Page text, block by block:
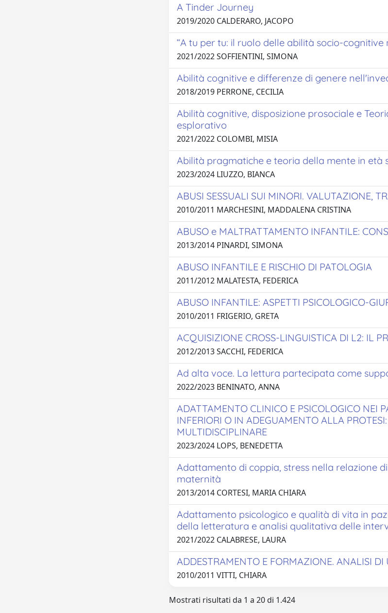
A Tinder Journey
2019/2020 CALDERARO, JACOPO
“A tu per tu: il ruolo delle abilità socio-cognitive
2021/2022 SOFFIENTINI, SIMONA
Abilità cognitive e differenze di genere
2018/2019 PERRONE, CECILIA
Abilità cognitive, disposizione prosociale e
esplorativo
2021/2022 COLOMBI, MISIA
Abilità pragmatiche e teoria della mente in età
2023/2024 LIUZZO, BIANCA
ABUSI SESSUALI SUI MINORI. VALUTAZIONE,
2010/2011 MARCHESINI, MADDALENA CRISTINA
ABUSO e MALTRATTAMENTO INFANTILE:
2013/2014 PINARDI, SIMONA
ABUSO INFANTILE E RISCHIO DI PATOLOGIA
2011/2012 MALATESTA, FEDERICA
ABUSO INFANTILE: ASPETTI PSICOLOGICO-
2010/2011 FRIGERIO, GRETA
ACQUISIZIONE CROSS-LINGUISTICA DI L2: IL
2012/2013 SACCHI, FEDERICA
Ad alta voce. La lettura partecipata come
2022/2023 BENINATO, ANNA
ADATTAMENTO CLINICO E PSICOLOGICO NEI
INFERIORI O IN ADEGUAMENTO ALLA
MULTIDISCIPLINARE
2023/2024 LOPS, BENEDETTA
Adattamento di coppia, stress nella relazione
maternità
2013/2014 CORTESI, MARIA CHIARA
Adattamento psicologico e qualità di vita in
della letteratura e analisi qualitativa delle
2021/2022 CALABRESE, LAURA
ADDESTRAMENTO E FORMAZIONE. ANALISI
2010/2011 VITTI, CHIARA
Mostrati risultati da 1 a 20 di 1.424